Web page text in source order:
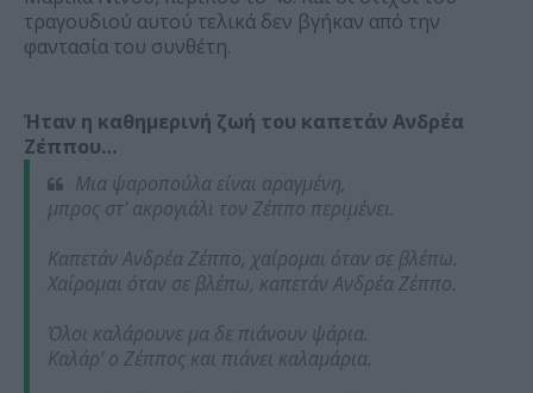
τραγουδιού αυτού τελικά δεν βγήκαν από την
φαντασία του συνθέτη.
Ήταν η καθημερινή ζωή του καπετάν Ανδρέα
Ζέππου…
Μια ψαροπούλα είναι αραγμένη,
μπρος στ’ ακρογιάλι τον Ζέππο περιμένει.
Καπετάν Ανδρέα Ζέππο, χαίρομαι όταν σε βλέπω.
Χαίρομαι όταν σε βλέπω, καπετάν Ανδρέα Ζέππο.
Όλοι καλάρουνε μα δε πιάνουν ψάρια.
Καλάρ’ ο Ζέππος και πιάνει καλαμάρια.